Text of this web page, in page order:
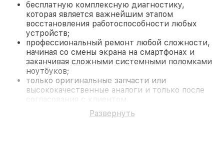
бесплатную комплексную диагностику,
которая является важнейшим этапом
восстановления работоспособности любых
устройств;
профессиональный ремонт любой сложности,
начиная со смены экрана на смартфонах и
заканчивая сложными системными поломками
ноутбуков;
только оригинальные запчасти или
высококачественные аналоги и только после
согласования с клиентом.
На все работы и замененные комплектующие
предоставляется длительная гарантия. В случае
Развернуть